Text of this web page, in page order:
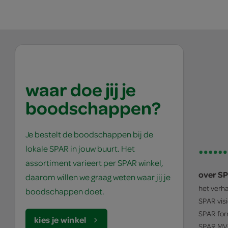
waar doe jij je
boodschappen?
Je bestelt de boodschappen bij de
lokale SPAR in jouw buurt. Het
assortiment varieert per SPAR winkel,
daarom willen we graag weten waar jij je
boodschappen doet.
kies je winkel
over
het
SPAR
SPAR